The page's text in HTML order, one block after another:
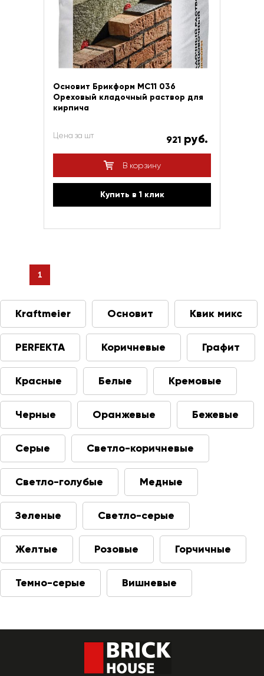
Основит Брикформ МС11 036
Ореховый кладочный раствор для
кирпича
Цена за шт 921 руб.
В корзину
Купить в 1 клик
1
Kraftmeier Основит Квик микс
PERFEKTA Коричневые Графит
Красные Белые Кремовые
Черные Оранжевые Бежевые
Серые Светло-коричневые
Светло-голубые Медные
Зеленые Светло-серые
Желтые Розовые Горчичные
Темно-серые Вишневые